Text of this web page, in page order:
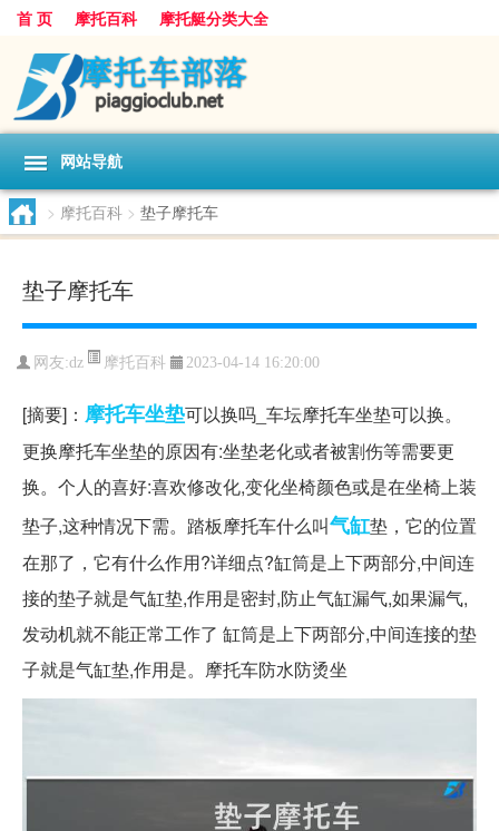
首 页 摩托百科 摩托艇分类大全
网站导航
> 摩托百科 > 垫子摩托车
垫子摩托车
网友:dz 摩托百科 2023-04-14 16:20:00
[摘要]： 摩托车坐垫可以换吗_车坛摩托车坐垫可以换。
更换摩托车坐垫的原因有:坐垫老化或者被割伤等需要更
换。个人的喜好:喜欢修改化,变化坐椅颜色或是在坐椅上装
垫子,这种情况下需。踏板摩托车什么叫气缸垫，它的位置
在那了，它有什么作用?详细点?缸筒是上下两部分,中间连
接的垫子就是气缸垫,作用是密封,防止气缸漏气,如果漏气,
发动机就不能正常工作了 缸筒是上下两部分,中间连接的垫
子就是气缸垫,作用是。摩托车防水防烫坐